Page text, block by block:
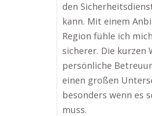
den
kann. Mit einem
Region fühle ich
sicherer. Die kurzen
persönliche
einen großen
besonders wenn es
muss.